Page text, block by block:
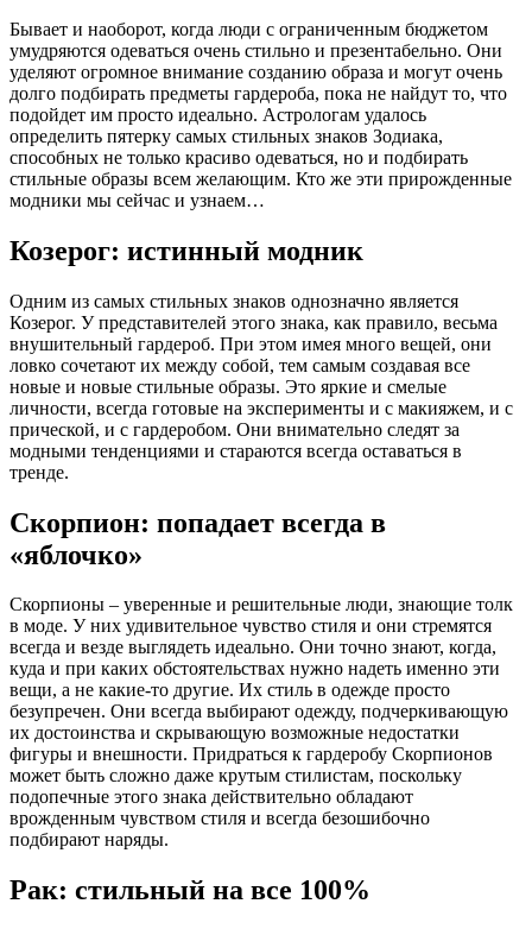
Бывает и наоборот, когда люди с ограниченным бюджетом
умудряются одеваться очень стильно и презентабельно. Они
уделяют огромное внимание созданию образа и могут очень
долго подбирать предметы гардероба, пока не найдут то, что
подойдет им просто идеально. Астрологам удалось
определить пятерку самых стильных знаков Зодиака,
способных не только красиво одеваться, но и подбирать
стильные образы всем желающим. Кто же эти прирожденные
модники мы сейчас и узнаем…
Козерог: истинный модник
Одним из самых стильных знаков однозначно является
Козерог. У представителей этого знака, как правило, весьма
внушительный гардероб. При этом имея много вещей, они
ловко сочетают их между собой, тем самым создавая все
новые и новые стильные образы. Это яркие и смелые
личности, всегда готовые на эксперименты и с макияжем, и с
прической, и с гардеробом. Они внимательно следят за
модными тенденциями и стараются всегда оставаться в
тренде.
Скорпион: попадает всегда в
«яблочко»
Скорпионы – уверенные и решительные люди, знающие толк
в моде. У них удивительное чувство стиля и они стремятся
всегда и везде выглядеть идеально. Они точно знают, когда,
куда и при каких обстоятельствах нужно надеть именно эти
вещи, а не какие-то другие. Их стиль в одежде просто
безупречен. Они всегда выбирают одежду, подчеркивающую
их достоинства и скрывающую возможные недостатки
фигуры и внешности. Придраться к гардеробу Скорпионов
может быть сложно даже крутым стилистам, поскольку
подопечные этого знака действительно обладают
врожденным чувством стиля и всегда безошибочно
подбирают наряды.
Рак: стильный на все 100%